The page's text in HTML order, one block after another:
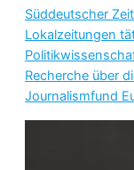
Süddeutscher
Lokalzeitungen
Recherche über
Journalismfund